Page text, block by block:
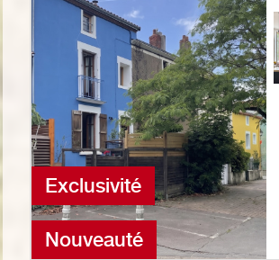
Exclusivité
Nouveauté